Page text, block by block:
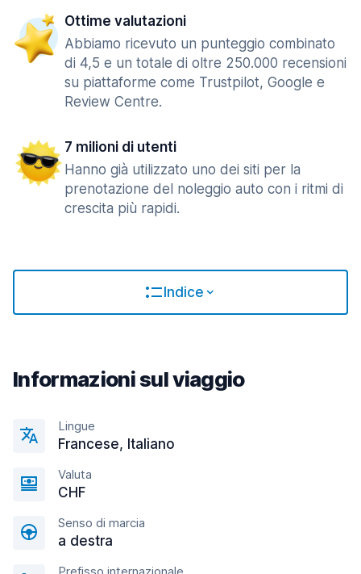
Ottime valutazioni
Abbiamo ricevuto un punteggio combinato
di 4,5 e un totale di oltre 250.000 recensioni
su piattaforme come Trustpilot, Google e
Review Centre.
7 milioni di utenti
Hanno già utilizzato uno dei siti per la
prenotazione del noleggio auto con i ritmi di
crescita più rapidi.
Indice
Informazioni sul viaggio
Lingue
Francese, Italiano
Valuta
CHF
Senso di marcia
a destra